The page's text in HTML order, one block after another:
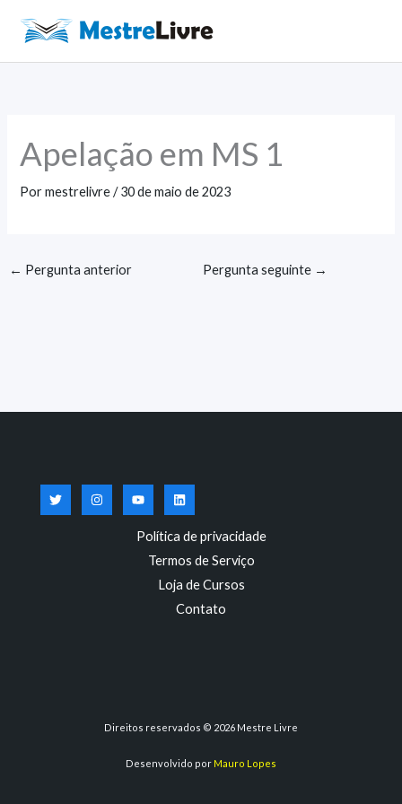
para
o
Apelação em MS 1
Pormestrelivre/30 de maio de 2023
← Pergunta anterior Pergunta seguinte →
Política de privacidade
Termos de Serviço
Loja de Cursos
Contato
Direitos reservados © 2026 Mestre Livre
Desenvolvido por Mauro Lopes